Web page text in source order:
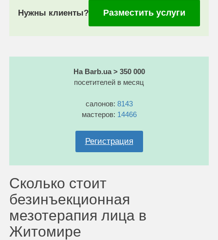
Нужны клиенты? Разместить услуги
На Barb.ua > 350 000
посетителей в месяц
салонов: 8143
мастеров: 14466
Регистрация
Сколько стоит
безинъекционная
мезотерапия лица в
Житомире